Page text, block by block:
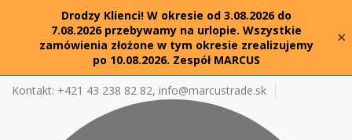
Drodzy Klienci! W okresie od 3.08.2026 do
7.08.2026 przebywamy na urlopie. Wszystkie
zamówienia złożone w tym okresie zrealizujemy
po 10.08.2026. Zespół MARCUS
×
Kontakt: +421 43 238 82 82, info@marcustrade.sk